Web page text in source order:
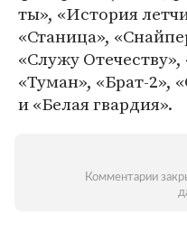
ты», «История
«Станица»,
«Служу
«Туман», «Брат-2»,
и «Белая гвардия».
Комментарии